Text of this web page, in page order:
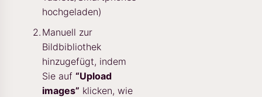
hochgeladen)
Manuell zur
Bildbibliothek
hinzugefügt, indem
Sie auf “Upload
images” klicken, wie